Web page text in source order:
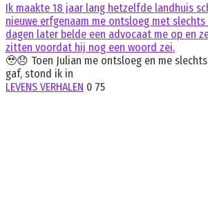
Ik maakte 18 jaar lang hetzelfde landhuis
nieuwe erfgenaam me ontsloeg met
dagen later belde een advocaat me op en
zitten voordat hij nog een woord zei.
🥹😞 Toen Julian me ontsloeg en me
gaf, stond ik in
LEVENS VERHALEN 0 75